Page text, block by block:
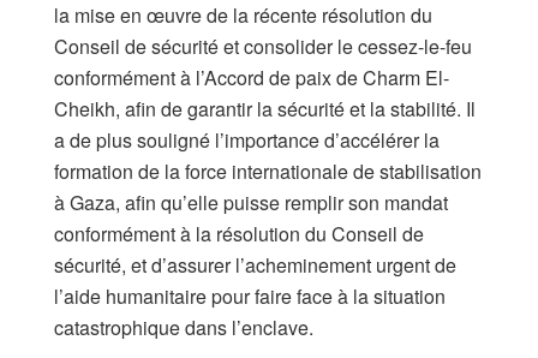
la mise en œuvre de la récente résolution du
Conseil de sécurité et consolider le cessez-le-feu
conformément à l’Accord de paix de Charm El-
Cheikh, afin de garantir la sécurité et la stabilité. Il
a de plus souligné l’importance d’accélérer la
formation de la force internationale de stabilisation
à Gaza, afin qu’elle puisse remplir son mandat
conformément à la résolution du Conseil de
sécurité, et d’assurer l’acheminement urgent de
l’aide humanitaire pour faire face à la situation
catastrophique dans l’enclave.